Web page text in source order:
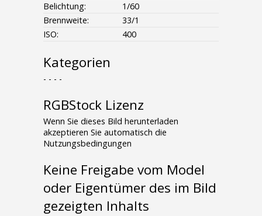
Belichtung:
1/60
Brennweite:
33/1
ISO:
400
Kategorien
- - - -
RGBStock Lizenz
Wenn Sie dieses Bild herunterladen
akzeptieren Sie automatisch die
Nutzungsbedingungen
Keine Freigabe vom Model
oder Eigentümer des im Bild
gezeigten Inhalts